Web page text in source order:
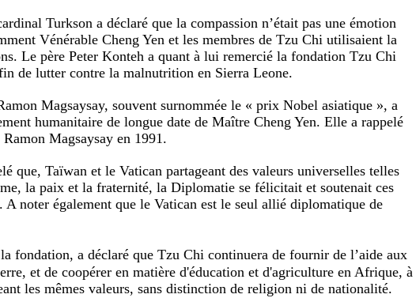
Turkson a déclaré que la compassion n’était pas une émotion
Vénérable Cheng Yen et les membres de Tzu Chi utilisaient la
Le père Peter Konteh a quant à lui remercié la fondation Tzu Chi
de lutter contre la malnutrition en Sierra Leone.
Magsaysay, souvent surnommée le « prix Nobel asiatique », a
humanitaire de longue date de Maître Cheng Yen. Elle a rappelé
Magsaysay en 1991.
que, Taïwan et le Vatican partageant des valeurs universelles telles
la paix et la fraternité, la Diplomatie se félicitait et soutenait ces
noter également que le Vatican est le seul allié diplomatique de
fondation, a déclaré que Tzu Chi continuera de fournir de l’aide aux
et de coopérer en matière d'éducation et d'agriculture en Afrique, à
les mêmes valeurs, sans distinction de religion ni de nationalité.